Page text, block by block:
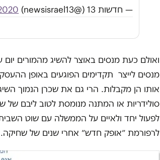
— חדשות 13 (@newsisrael13)
ואולם כעת מנסים באוצר להשיג מהמורים
מנסים לייצר תקדימים הפוגעים באופן
אותו הן מקבלות. הרי גם את שכרן הנמוך
סולידריות או המתנה מנומסת לטוב ליבם של
לרפורמת ״אופק חדש״ אחרי שנים של שחיקה.